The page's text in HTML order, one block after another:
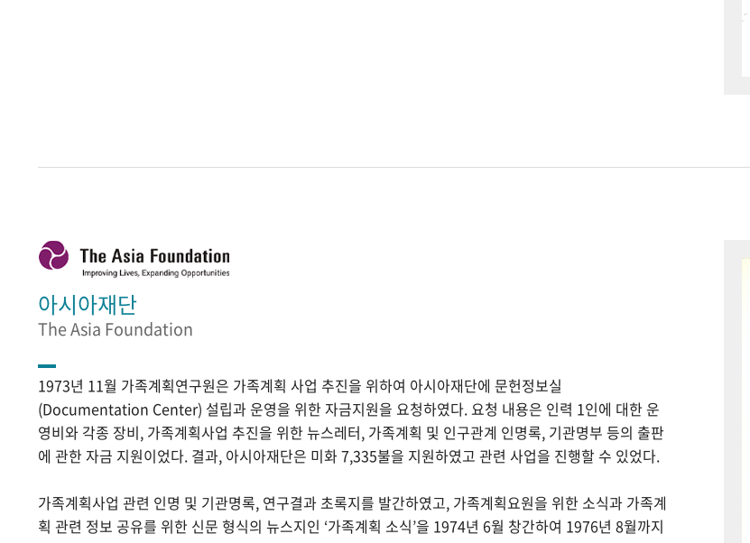
아시아재단
The Asia Foundation
1973년 11월 가족계획연구원은 가족계획 사업 추진을 위하여 아시아재단에 문헌정보실
(Documentation Center) 설립과 운영을 위한 자금지원을 요청하였다. 요청 내용은 인력 1인에 대한 운
영비와 각종 장비, 가족계획사업 추진을 위한 뉴스레터, 가족계획 및 인구관계 인명록, 기관명부 등의 출판
에 관한 자금 지원이었다. 결과, 아시아재단은 미화 7,335불을 지원하였고 관련 사업을 진행할 수 있었다.
가족계획사업 관련 인명 및 기관명록, 연구결과 초록지를 발간하였고, 가족계획요원을 위한 소식과 가족계
획 관련 정보 공유를 위한 신문 형식의 뉴스지인 ‘가족계획 소식’을 1974년 6월 창간하여 1976년 8월까지